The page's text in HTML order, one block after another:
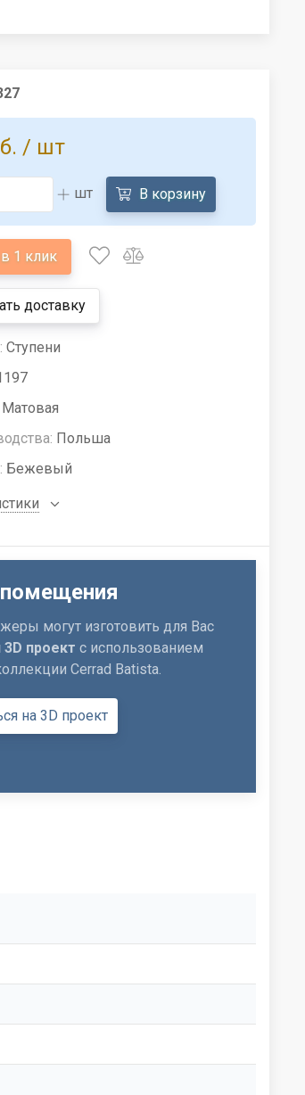
/ шт
шт В корзину
1 клик
доставку
Ступени
Матовая
Польша
Бежевый
могут изготовить для Вас
проект с использованием
Cerrad Batista.
на 3D проект